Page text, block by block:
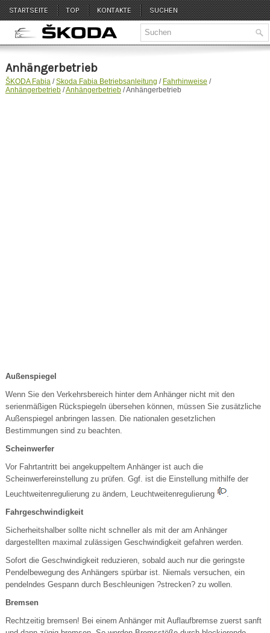
STARTSEITE TOP KONTAKTE SUCHEN
Anhängerbetrieb
ŠKODA Fabia/Skoda Fabia Betriebsanleitung / Fahrhinweise /
Anhängerbetrieb/Anhängerbetrieb/ Anhängerbetrieb
Außenspiegel
Wenn Sie den Verkehrsbereich hinter dem Anhänger nicht mit den
serienmäßigen Rückspiegeln übersehen können, müssen Sie zusätzliche
Außenspiegel anbringen lassen. Die nationalen gesetzlichen
Bestimmungen sind zu beachten.
Scheinwerfer
Vor Fahrtantritt bei angekuppeltem Anhänger ist auch die
Scheinwerfereinstellung zu prüfen. Ggf. ist die Einstellung mithilfe der
Leuchtweitenregulierung zu ändern, Leuchtweitenregulierung
.
Fahrgeschwindigkeit
Sicherheitshalber sollte nicht schneller als mit der am Anhänger
dargestellten maximal zulässigen Geschwindigkeit gefahren werden.
Sofort die Geschwindigkeit reduzieren, sobald auch nur die geringste
Pendelbewegung des Anhängers spürbar ist. Niemals versuchen, ein
pendelndes Gespann durch Beschleunigen ?strecken? zu wollen.
Bremsen
Rechtzeitig bremsen! Bei einem Anhänger mit Auflaufbremse zuerst sanft